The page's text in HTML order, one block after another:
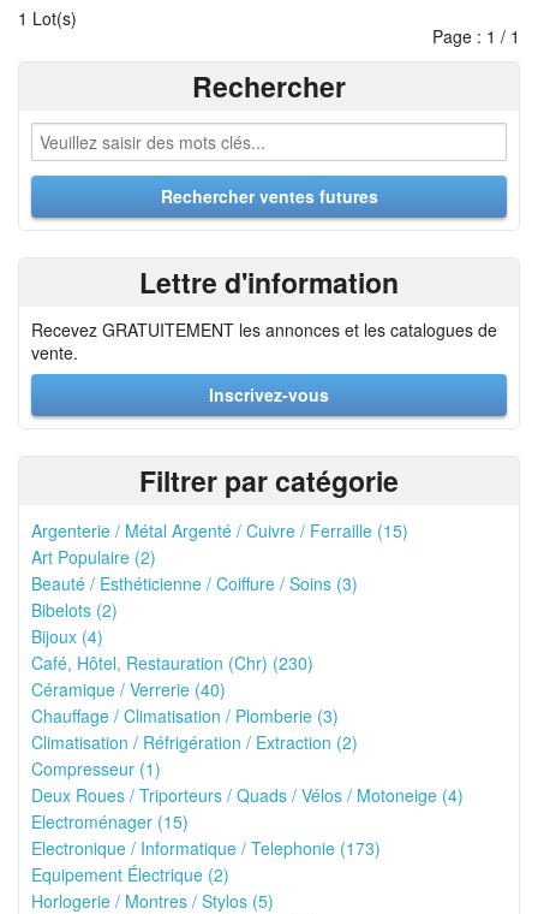
1 Lot(s)
Page : 1 / 1
Rechercher
Lettre d'information
Recevez GRATUITEMENT les annonces et les catalogues de
vente.
Inscrivez-vous
Filtrer par catégorie
Argenterie / Métal Argenté / Cuivre / Ferraille (15)
Art Populaire (2)
Beauté / Esthéticienne / Coiffure / Soins (3)
Bibelots (2)
Bijoux (4)
Café, Hôtel, Restauration (Chr) (230)
Céramique / Verrerie (40)
Chauffage / Climatisation / Plomberie (3)
Climatisation / Réfrigération / Extraction (2)
Compresseur (1)
Deux Roues / Triporteurs / Quads / Vélos / Motoneige (4)
Electroménager (15)
Electronique / Informatique / Telephonie (173)
Equipement Électrique (2)
Horlogerie / Montres / Stylos (5)